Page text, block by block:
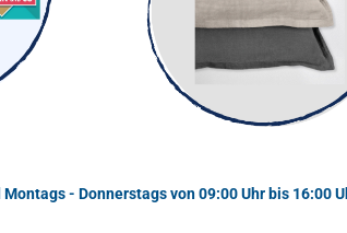
- Donnerstags von 09:00 Uhr bis 16:00